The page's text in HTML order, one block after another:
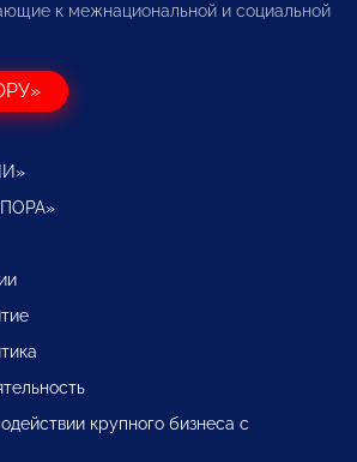
к межнациональной и социальной
крупного бизнеса с